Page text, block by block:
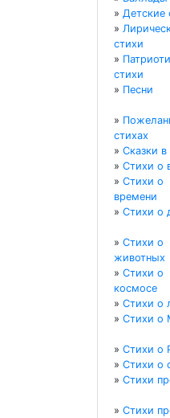
» Детские
»
стихи
»
стихи
» Песни
»
стихах
» Сказки в
» Стихи о
» Стихи о
времени
» Стихи о
» Стихи о
животных
» Стихи о
космосе
» Стихи о
» Стихи о
» Стихи о
» Стихи о
» Стихи
» Стихи